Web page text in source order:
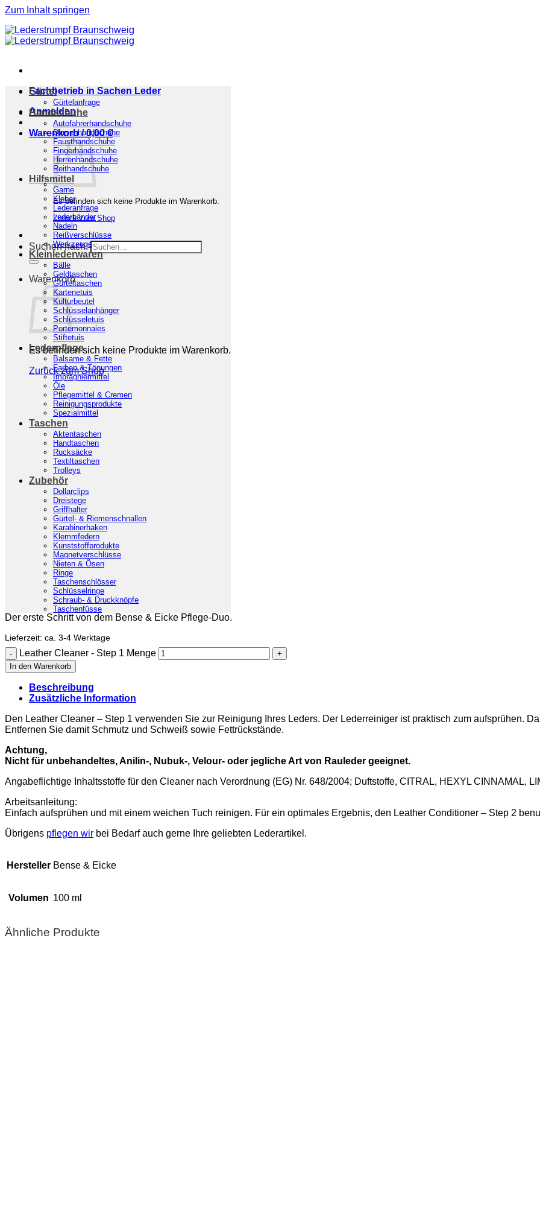
Zum Inhalt springen
Fachbetrieb in Sachen Leder
Anmelden
Warenkorb /0,00€
Es befinden sich keine Produkte im Warenkorb.
Zurück zum Shop
Suchen nach:
Warenkorb
Es befinden sich keine Produkte im Warenkorb.
Zurück zum Shop
Gürtel
Gürtelanfrage
Handschuhe
Autofahrerhandschuhe
Damenhandschuhe
Fausthandschuhe
Fingerhandschuhe
Herrenhandschuhe
Reithandschuhe
Hilfsmittel
Garne
Kleber
Lederanfrage
Lederbänder
Nadeln
Reißverschlüsse
Werkzeuge
Kleinlederwaren
Bälle
Geldtaschen
Gürteltaschen
Kartenetuis
Kulturbeutel
Schlüsselanhänger
Schlüsseletuis
Portemonnaies
Stiftetuis
Lederpflege
Balsame & Fette
Farben & Tönungen
Imprägniermittel
Öle
Pflegemittel & Cremen
Reinigungsprodukte
Spezialmittel
Taschen
Aktentaschen
Handtaschen
Rucksäcke
Textiltaschen
Trolleys
Zubehör
Dollarclips
Dreistege
Griffhalter
Gürtel- & Riemenschnallen
Karabinerhaken
Klemmfedern
Kunststoffprodukte
Magnetverschlüsse
Nieten & Ösen
Ringe
Taschenschlösser
Schlüsselringe
Schraub- & Druckknöpfe
Taschenfüsse
Lederpflege / Reinigungsprodukte
Leather Cleaner – Step 1
inkl. 19% MwSt.zzgl.Versandkosten
Der erste Schritt von dem Bense & Eicke Pflege-Duo.
Lieferzeit: ca. 3-4 Werktage
Leather Cleaner - Step 1 Menge
In den Warenkorb
Beschreibung
Zusätzliche Information
Den Leather Cleaner – Step 1 verwenden Sie zur Reinigung Ihres Leders. Der Lederreiniger ist praktisch zum aufsprühen.
Entfernen Sie damit Schmutz und Schweiß sowie Fettrückstände.
Achtung,
Nicht für unbehandeltes, Anilin-, Nubuk-, Velour- oder jegliche Art von Rauleder geeignet.
Angabeflichtige Inhaltsstoffe für den Cleaner nach Verordnung (EG) Nr. 648/2004; Duftstoffe, CITRAL, HEXYL CINNAMAL,
Arbeitsanleitung:
Einfach aufsprühen und mit einem weichen Tuch reinigen. Für ein optimales Ergebnis, den Leather Conditioner – Step 2
Übrigens pflegen wir bei Bedarf auch gerne Ihre geliebten Lederartikel.
Hersteller Bense & Eicke
Volumen 100 ml
Ähnliche Produkte